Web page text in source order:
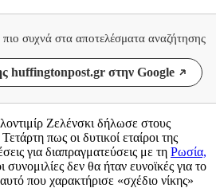
πιο συχνά στα αποτελέσματα αναζήτησης
huffingtonpost.gr στην Google
Ζελένσκι δήλωσε στους
πως οι δυτικοί εταίροι της
για διαπραγματεύσεις με τη Ρωσία,
συνομιλίες δεν θα ήταν ευνοϊκές για το
που χαρακτήρισε «σχέδιο νίκης»